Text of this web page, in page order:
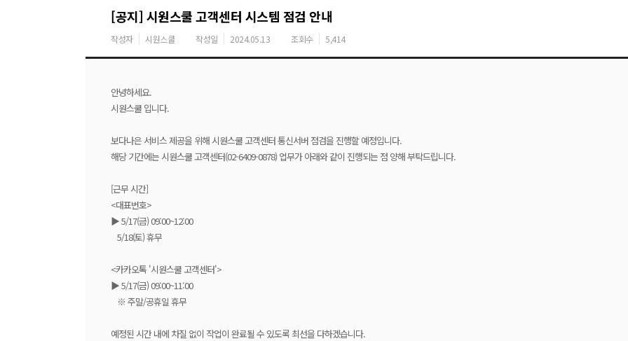
[공지] 시원스쿨 고객센터 시스템 점검 안내
작성자 시원스쿨 작성일 2024.05.13 조회수 5,414
안녕하세요.
시원스쿨 입니다.
보다나은 서비스 제공을 위해 시원스쿨 고객센터 통신서버 점검을 진행할 예정입니다.
해당 기간에는 시원스쿨 고객센터(02-6409-0878) 업무가 아래와 같이 진행되는 점 양해 부탁드립니다.
[근무 시간]
<대표번호>
▶ 5/17(금) 09:00~12:00
5/18(토) 휴무
<카카오톡 '시원스쿨 고객센터'>
▶ 5/17(금) 09:00~11:00
※ 주말/공휴일 휴무
예정된 시간 내에 차질 없이 작업이 완료될 수 있도록 최선을 다하겠습니다.